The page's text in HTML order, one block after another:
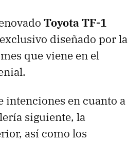
Toyota TF-1
diseñado por la
que viene en el
intenciones en cuanto a
siguiente, la
así como los